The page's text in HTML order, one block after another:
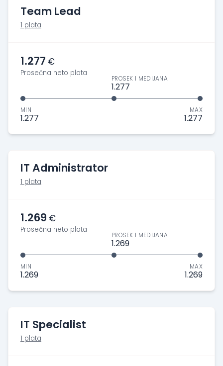
Team Lead
1 plata
1.277 €
Prosečna neto plata
MIN
1.277
PROSEK I MEDIJANA
1.277
MAX
1.277
IT Administrator
1 plata
1.269 €
Prosečna neto plata
MIN
1.269
PROSEK I MEDIJANA
1.269
MAX
1.269
IT Specialist
1 plata